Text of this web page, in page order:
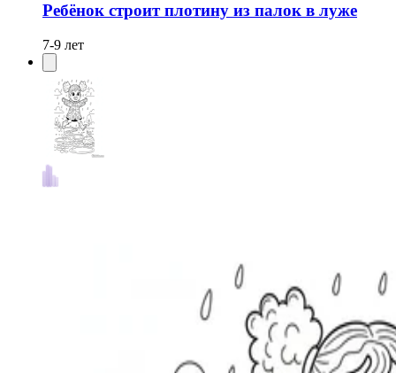
Ребёнок строит плотину из палок в луже
7-9 лет